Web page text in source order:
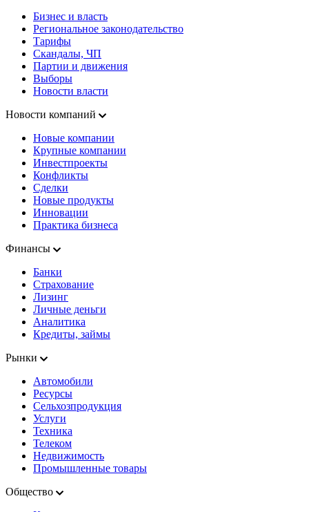
Бизнес и власть
Региональное законодательство
Тарифы
Скандалы, ЧП
Партии и движения
Выборы
Новости власти
Новости компаний
Новые компании
Крупные компании
Инвестпроекты
Конфликты
Сделки
Новые продукты
Инновации
Практика бизнеса
Финансы
Банки
Страхование
Лизинг
Личные деньги
Аналитика
Кредиты, займы
Рынки
Автомобили
Ресурсы
Сельхозпродукция
Услуги
Техника
Телеком
Недвижимость
Промышленные товары
Общество